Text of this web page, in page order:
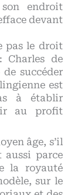
endroit
devant
pas le droit
Charles de
succéder
est
à établir
au profit
âge, s’il
aussi parce
la royauté
sur le